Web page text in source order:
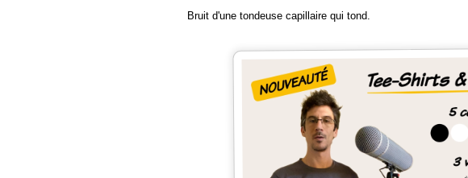
Bruit d'une tondeuse capillaire qui tond.